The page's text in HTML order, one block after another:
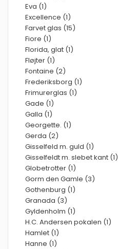
Eva (1)
Excellence (1)
Farvet glas (15)
Fiore (1)
Florida, glat (1)
Fløjter (1)
Fontaine (2)
Frederiksborg (1)
Frimurerglas (1)
Gade (1)
Galla (1)
Georgette. (1)
Gerda (2)
Gisselfeld m. guld (1)
Gisselfeldt m. slebet kant (1)
Globetrotter (1)
Gorm den Gamle (3)
Gothenburg (1)
Granada (3)
Gyldenholm (1)
H.C. Andersen pokalen (1)
Hamlet (1)
Hanne (1)